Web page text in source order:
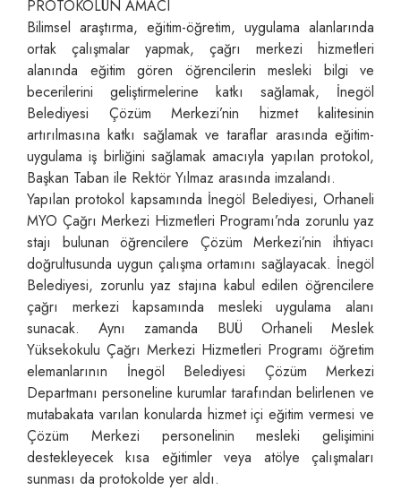
PROTOKOLÜN AMACI
Bilimsel araştırma, eğitim-öğretim, uygulama alanlarında
ortak çalışmalar yapmak, çağrı merkezi hizmetleri
alanında eğitim gören öğrencilerin mesleki bilgi ve
becerilerini geliştirmelerine katkı sağlamak, İnegöl
Belediyesi Çözüm Merkezi’nin hizmet kalitesinin
artırılmasına katkı sağlamak ve taraflar arasında eğitim-
uygulama iş birliğini sağlamak amacıyla yapılan protokol,
Başkan Taban ile Rektör Yılmaz arasında imzalandı.
Yapılan protokol kapsamında İnegöl Belediyesi, Orhaneli
MYO Çağrı Merkezi Hizmetleri Programı’nda zorunlu yaz
stajı bulunan öğrencilere Çözüm Merkezi’nin ihtiyacı
doğrultusunda uygun çalışma ortamını sağlayacak. İnegöl
Belediyesi, zorunlu yaz stajına kabul edilen öğrencilere
çağrı merkezi kapsamında mesleki uygulama alanı
sunacak. Aynı zamanda BUÜ Orhaneli Meslek
Yüksekokulu Çağrı Merkezi Hizmetleri Programı öğretim
elemanlarının İnegöl Belediyesi Çözüm Merkezi
Departmanı personeline kurumlar tarafından belirlenen ve
mutabakata varılan konularda hizmet içi eğitim vermesi ve
Çözüm Merkezi personelinin mesleki gelişimini
destekleyecek kısa eğitimler veya atölye çalışmaları
sunması da protokolde yer aldı.